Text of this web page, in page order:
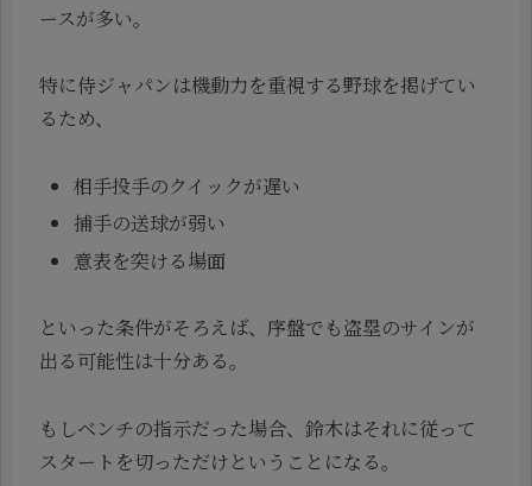
ースが多い。
特に侍ジャパンは機動力を重視する野球を掲げてい
るため、
相手投手のクイックが遅い
捕手の送球が弱い
意表を突ける場面
といった条件がそろえば、序盤でも盗塁のサインが
出る可能性は十分ある。
もしベンチの指示だった場合、鈴木はそれに従って
スタートを切っただけということになる。